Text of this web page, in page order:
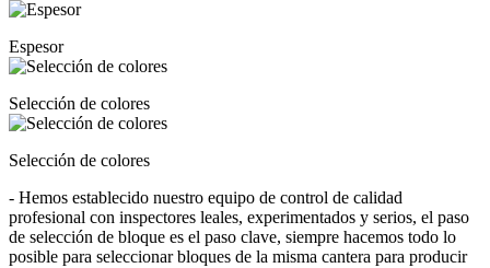
Espesor
Selección de colores
Selección de colores
- Hemos establecido nuestro equipo de control de calidad
profesional con inspectores leales, experimentados y serios, el paso
de selección de bloque es el paso clave, siempre hacemos todo lo
posible para seleccionar bloques de la misma cantera para producir